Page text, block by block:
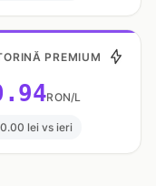
PREMIUM
RON/L
0.00 lei vs ieri